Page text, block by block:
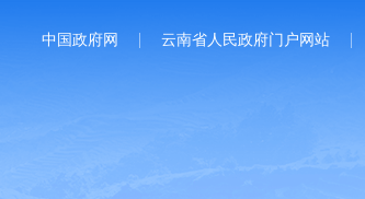
中国政府网 云南省人民政府门户网站